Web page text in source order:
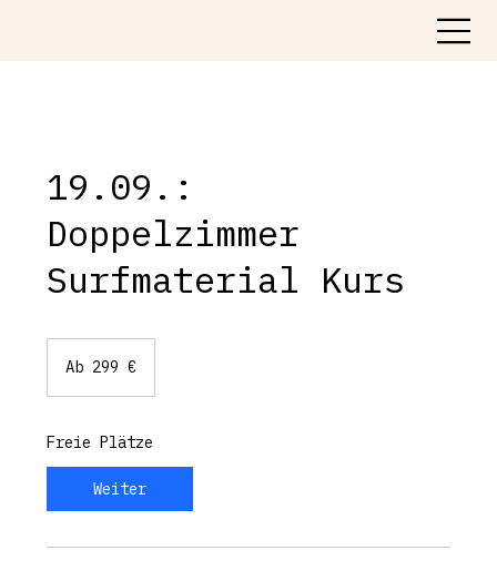
19.09.:
Doppelzimmer
Surfmaterial Kurs
EuroAb 299 €
Freie Plätze
Weiter